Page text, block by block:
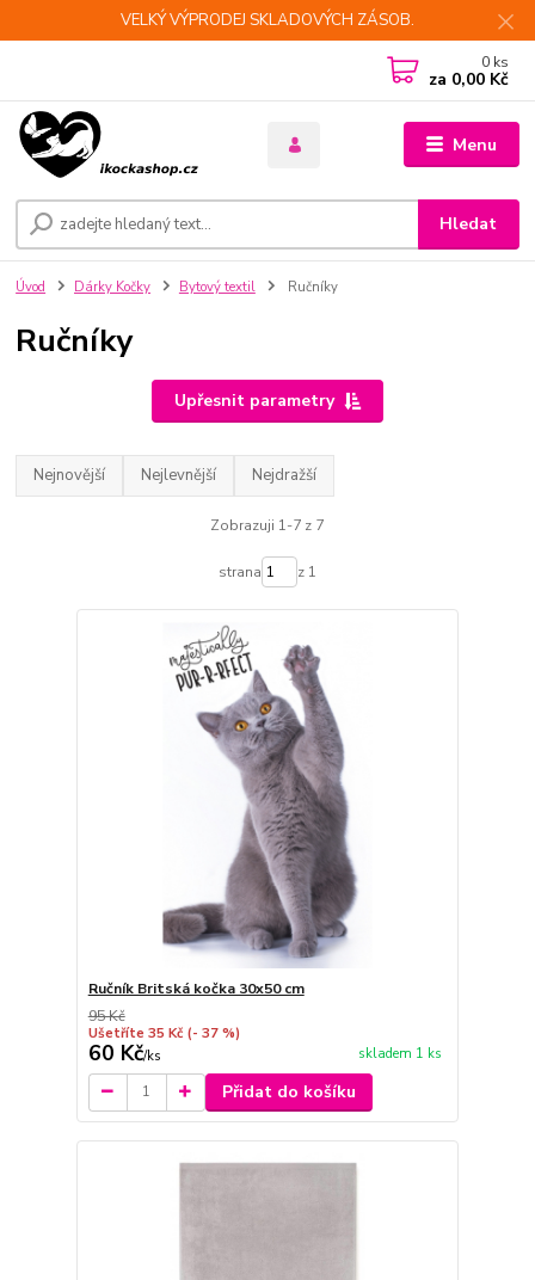
VELKÝ VÝPRODEJ SKLADOVÝCH ZÁSOB.
Menu
Hledat
0 ks
za 0,00 Kč
Úvod Dárky Kočky Bytový textil Ručníky
Ručníky
Upřesnit parametry
Nejnovější Nejlevnější Nejdražší
Zobrazuji 1-7 z 7
strana z 1
Ručník Britská kočka 30x50 cm
95 Kč
Ušetříte 35 Kč (- 37 %)
60 Kč/ks skladem 1 ks
Přidat do košíku